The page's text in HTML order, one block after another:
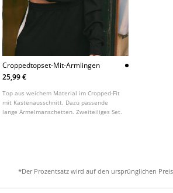
Croppedtopset-Mit-Armlingen
25,99 €
Top aus weichem Material im Cropped-Fit
mit Kastenausschnitt. Dazu passende
lange Ärmelmanschetten. Zweiteiliges Set.
*Der Prozentsatz wird auf den ursprünglichen